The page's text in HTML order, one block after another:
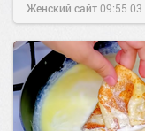
Женский сайт09:55 03